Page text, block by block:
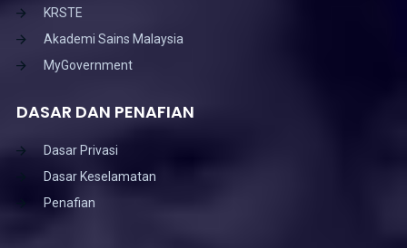
KRSTE
Akademi Sains Malaysia
MyGovernment
DASAR DAN PENAFIAN
Dasar Privasi
Dasar Keselamatan
Penafian